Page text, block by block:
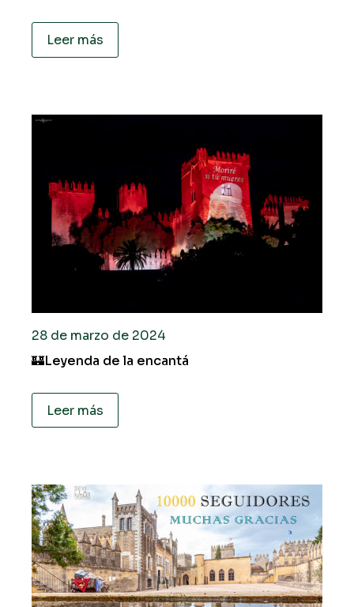
Leer más
28 de marzo de 2024
🏰Leyenda de la encantá
Leer más